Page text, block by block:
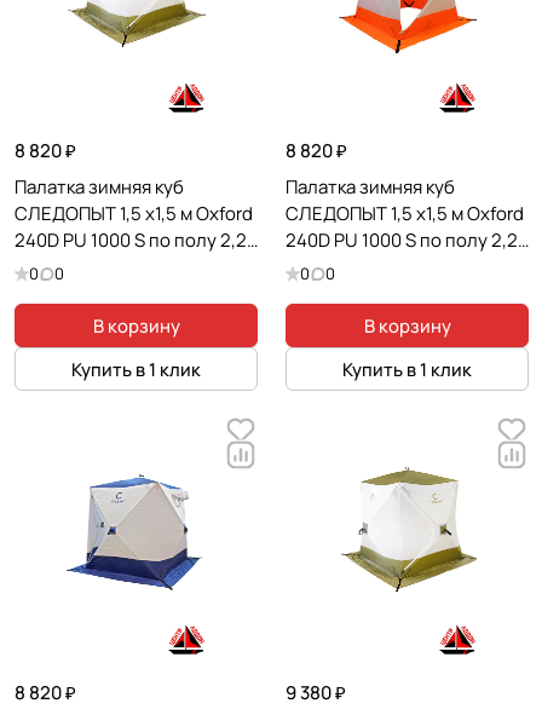
8 820 ₽
Палатка зимняя куб
СЛЕДОПЫТ 1,5 х1,5 м Oxford
240D PU 1000 S по полу 2,2
кв.м цв. оливковый/белый
0 0
В корзину
Купить в 1 клик
8 820 ₽
Палатка зимняя куб
СЛЕДОПЫТ 1,5 х1,5 м Oxford
240D PU 1000 S по полу 2,2
кв.м цв. оранжевый/белый
0 0
В корзину
Купить в 1 клик
8 820 ₽
9 380 ₽